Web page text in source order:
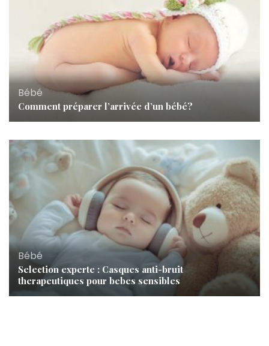
Bébé
Comment préparer l’arrivée d’un bébé?
Bébé
Selection experte : Casques anti-bruit
therapeutiques pour bebes sensibles